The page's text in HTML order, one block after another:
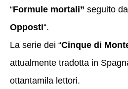
“Formule mortali” seguito da
Opposti“.
La serie dei “Cinque di
attualmente tradotta in
ottantamila lettori.